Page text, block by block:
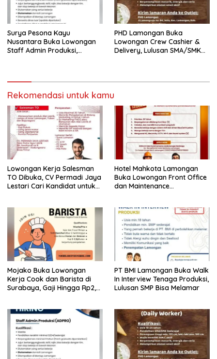
Surya Pesona Kayu
Nusantara Buka Lowongan
Staff Admin Produksi,
PHD Lamongan Buka
Lowongan Crew Cashier &
Delivery, Lulusan SMA/SMK
Rekomendasi untuk kamu
Lowongan Kerja Salesman
TO Dibuka, CV Permadi Jaya
Lestari Cari Kandidat untuk
Hotel Mahkota Lamongan
Buka Lowongan Front Office
dan Maintenance
Mojako Buka Lowongan
Kerja Cook dan Barista di
Surabaya, Gaji Hingga Rp2,5
PT BMI Lamongan Buka Walk
In Interview Tenaga Produksi,
Lulusan SMP Bisa Melamar